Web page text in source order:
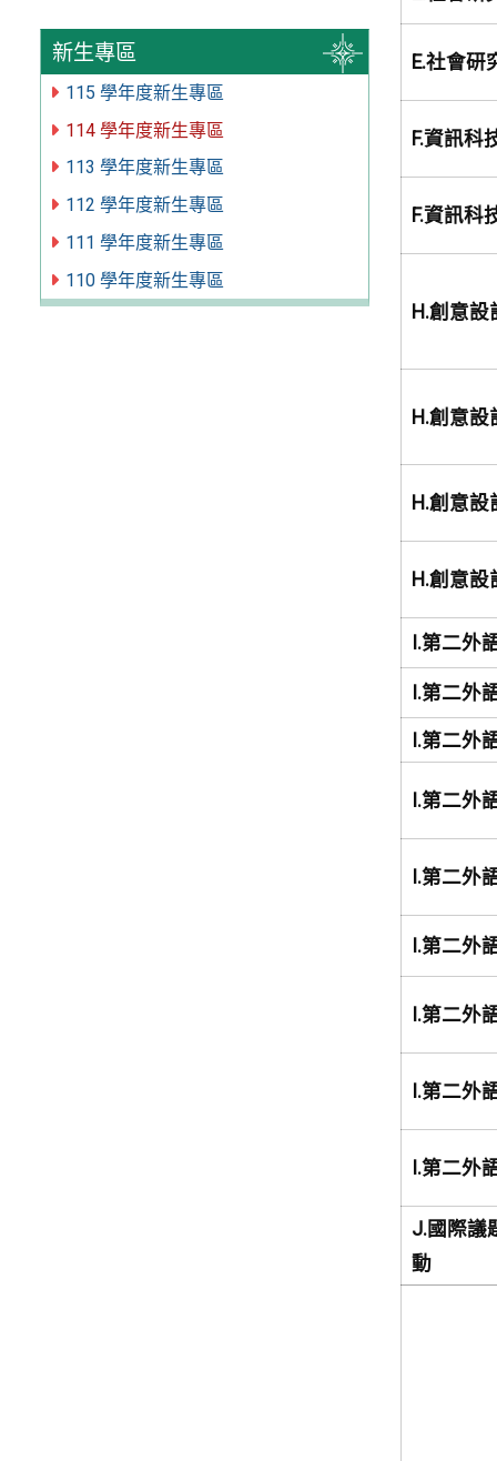
新生專區
115 學年度新生專區
114 學年度新生專區
113 學年度新生專區
112 學年度新生專區
111 學年度新生專區
110 學年度新生專區
E.社會研
F.資訊科
F.資訊科
H.創意設
H.創意設
H.創意設
H.創意設
I.第二外
I.第二外
I.第二外
I.第二外
I.第二外
I.第二外
I.第二外
I.第二外
I.第二外
J.國際議
動